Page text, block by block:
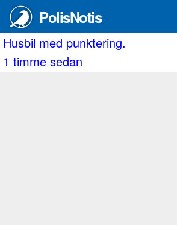
PolisNotis
Kulla.
Husbil med punktering.
1 timme sedan